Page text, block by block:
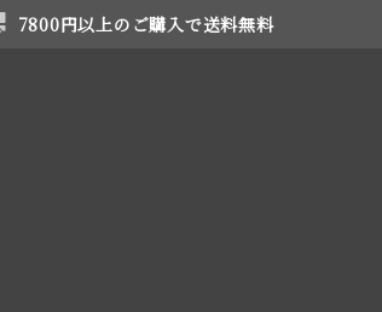
7800円以上のご購入で送料無料